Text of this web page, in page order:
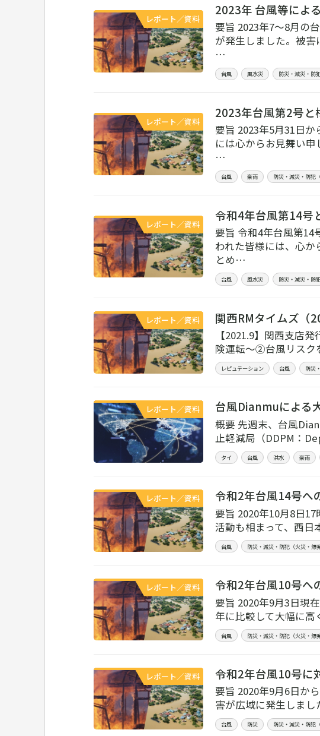
レポート／資料
2023年 台風等によ
要旨 2023年7～8月の
が発生しました。被
…
台風 風水災 防災・減災・防
レポート／資料
2023年台風第2号と
要旨 2023年5月31日
には心からお見舞い
…
台風 豪雨 防災・減災・防犯
レポート／資料
令和4年台風第14号
要旨 令和4年台風第14
われた皆様には、心か
とめ…
台風 風水災 防災・減災・防
レポート／資料 関西RMタイムズ（
【2021.9】関西支店
険運転～②台風リスク
レピュテーション 台風 防災
レポート／資料 台風Dianmuによる
概要 先週末、台風
止軽減局（DDPM：
タイ 台風 洪水 豪雨
レポート／資料 令和2年台風14号へ
要旨 2020年10月8日
活動も相まって、西
台風 防災・減災・防犯（火災・爆
レポート／資料 令和2年台風10号へ
要旨 2020年9月3日現
年に比較して大幅に
台風 防災・減災・防犯（火災・爆
レポート／資料 令和2年台風10号に
要旨 2020年9月6日か
害が広域に発生しま
台風 防災 防災・減災・防犯